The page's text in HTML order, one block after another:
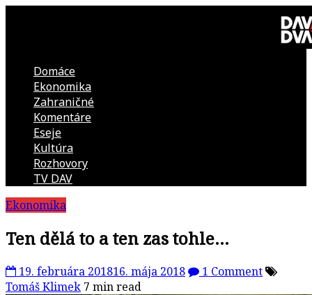
DAV
DVA
kultúrno-
politická
revue
Domáce
Ekonomika
Zahraničné
Komentáre
Eseje
Kultúra
Rozhovory
TV DAV
Ekonomika
Ten dělá to a ten zas tohle…
19. februára 201816. mája 2018
1 Comment
Tomáš Klimek 7 min read